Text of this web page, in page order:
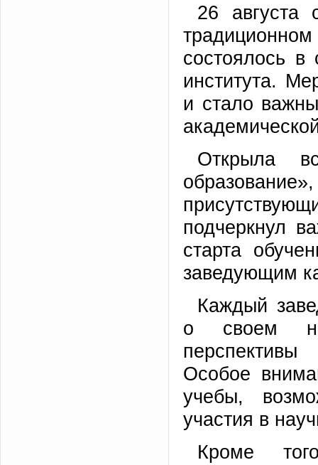
26 августа
состоялось в
института.
и стало
Открыла
подчеркнул
старта
заведующим
Каждый
о своем
Особое
учебы,
участия в
Кроме